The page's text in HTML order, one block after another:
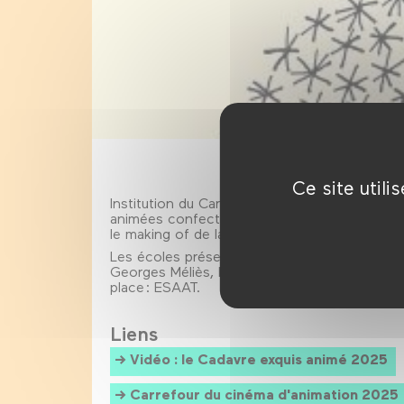
Ce site
Institution du Carrefour du Cinéma
animées confectionné durant le festival par
le making of de la fabrication de l'édition
Les écoles présentes : ENSAD, ATI,
Georges Méliès, École des Gobelins, Institut
place : ESAAT.
Liens
Vidéo : le Cadavre exquis animé 2025
Carrefour du cinéma d'animation 2025